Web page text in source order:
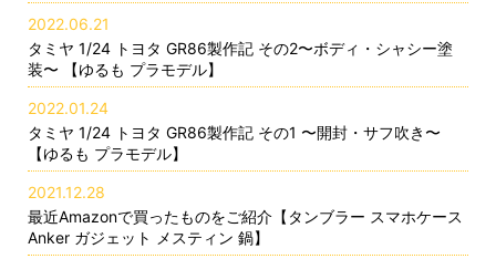
2022.06.21
タミヤ 1/24 トヨタ GR86製作記 その2〜ボディ・シャシー塗
装〜 【ゆるも プラモデル】
2022.01.24
タミヤ 1/24 トヨタ GR86製作記 その1 〜開封・サフ吹き〜
【ゆるも プラモデル】
2021.12.28
最近Amazonで買ったものをご紹介【タンブラー スマホケース
Anker ガジェット メスティン 鍋】